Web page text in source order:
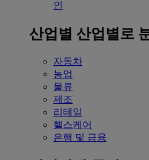
인
산업별 산업별로
자동차
농업
물류
제조
리테일
헬스케어
은행 및 금융